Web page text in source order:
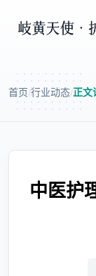
首页/行业动态/正文
中医护